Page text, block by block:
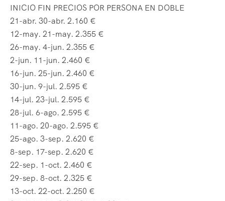
INICIO FIN PRECIOS POR PERSONA EN DOBLE
21-abr. 30-abr. 2.160 €
12-may. 21-may. 2.355 €
26-may. 4-jun. 2.355 €
2-jun. 11-jun. 2.460 €
16-jun. 25-jun. 2.460 €
30-jun. 9-jul. 2.595 €
14-jul. 23-jul. 2.595 €
28-jul. 6-ago. 2.595 €
11-ago. 20-ago. 2.595 €
25-ago. 3-sep. 2.620 €
8-sep. 17-sep. 2.620 €
22-sep. 1-oct. 2.460 €
29-sep. 8-oct. 2.325 €
13-oct. 22-oct. 2.250 €